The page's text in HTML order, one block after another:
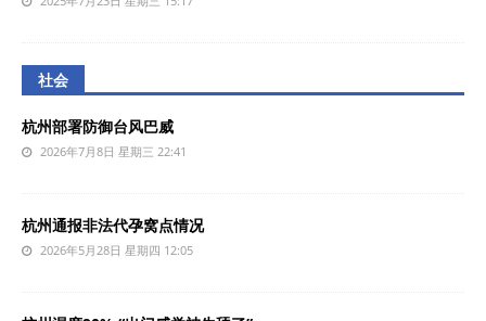
社会
杭州部署防御台风巴威
2026年7月8日 星期三 22:41
杭州通报非法代孕窝点情况
2026年5月28日 星期四 12:05